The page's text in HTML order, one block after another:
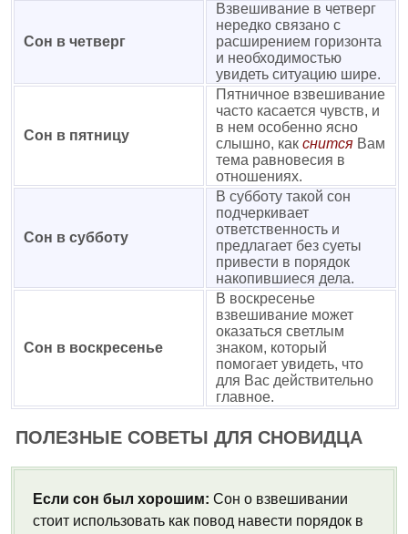
Сон в четверг
Взвешивание в четверг
нередко связано с
расширением горизонта
и необходимостью
увидеть ситуацию шире.
Сон в пятницу
Пятничное взвешивание
часто касается чувств, и
в нем особенно ясно
слышно, как снится Вам
тема равновесия в
отношениях.
Сон в субботу
В субботу такой сон
подчеркивает
ответственность и
предлагает без суеты
привести в порядок
накопившиеся дела.
Сон в воскресенье
В воскресенье
взвешивание может
оказаться светлым
знаком, который
помогает увидеть, что
для Вас действительно
главное.
ПОЛЕЗНЫЕ СОВЕТЫ ДЛЯ СНОВИДЦА
Если сон был хорошим: Сон о взвешивании
стоит использовать как повод навести порядок в